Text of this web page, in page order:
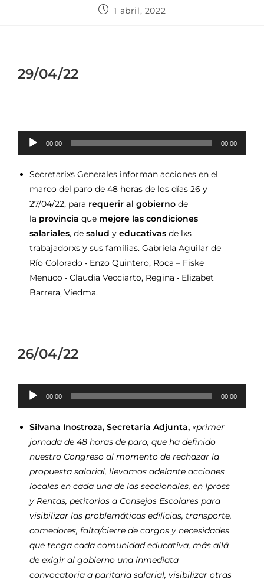
1 abril, 2022
29/04/22
Reproductor
de
00:00 00:00
Secretarixs Generales informan acciones en el
marco del paro de 48 horas de los días 26 y
27/04/22, para requerir al gobierno de
la provincia que mejore las condiciones
salariales, de salud y educativas de lxs
trabajadorxs y sus familias. Gabriela Aguilar de
Río Colorado • Enzo Quintero, Roca – Fiske
Menuco • Claudia Vecciarto, Regina • Elizabet
Barrera, Viedma.
26/04/22
Reproductor
de
00:00 00:00
Silvana Inostroza, Secretaria Adjunta, «primer
jornada de 48 horas de paro, que ha definido
nuestro Congreso al momento de rechazar la
propuesta salarial, llevamos adelante acciones
locales en cada una de las seccionales, en Ipross
y Rentas, petitorios a Consejos Escolares para
visibilizar las problemáticas edilicias, transporte,
comedores, falta/cierre de cargos y necesidades
que tenga cada comunidad educativa, más allá
de exigir al gobierno una inmediata
convocatoria a paritaria salarial, visibilizar otras